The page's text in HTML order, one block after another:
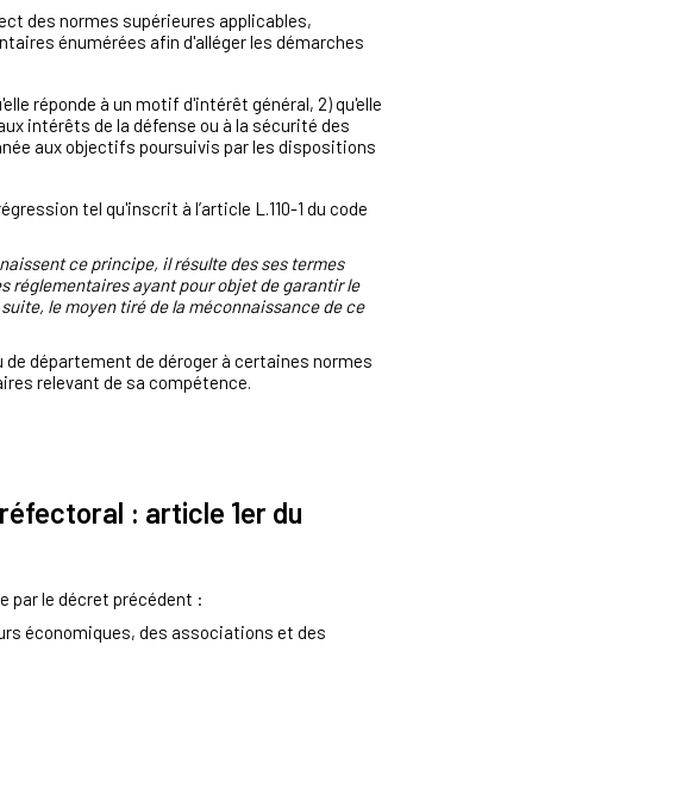
des normes supérieures applicables,
énumérées afin d'alléger les démarches
réponde à un motif d'intérêt général, 2) qu'elle
intérêts de la défense ou à la sécurité des
aux objectifs poursuivis par les dispositions
tel qu'inscrit à l’article L.110-1 du code
ce principe, il résulte des ses termes
réglementaires ayant pour objet de garantir le
le moyen tiré de la méconnaissance de ce
département de déroger à certaines normes
relevant de sa compétence.
: article 1er du
par le décret précédent :
économiques, des associations et des